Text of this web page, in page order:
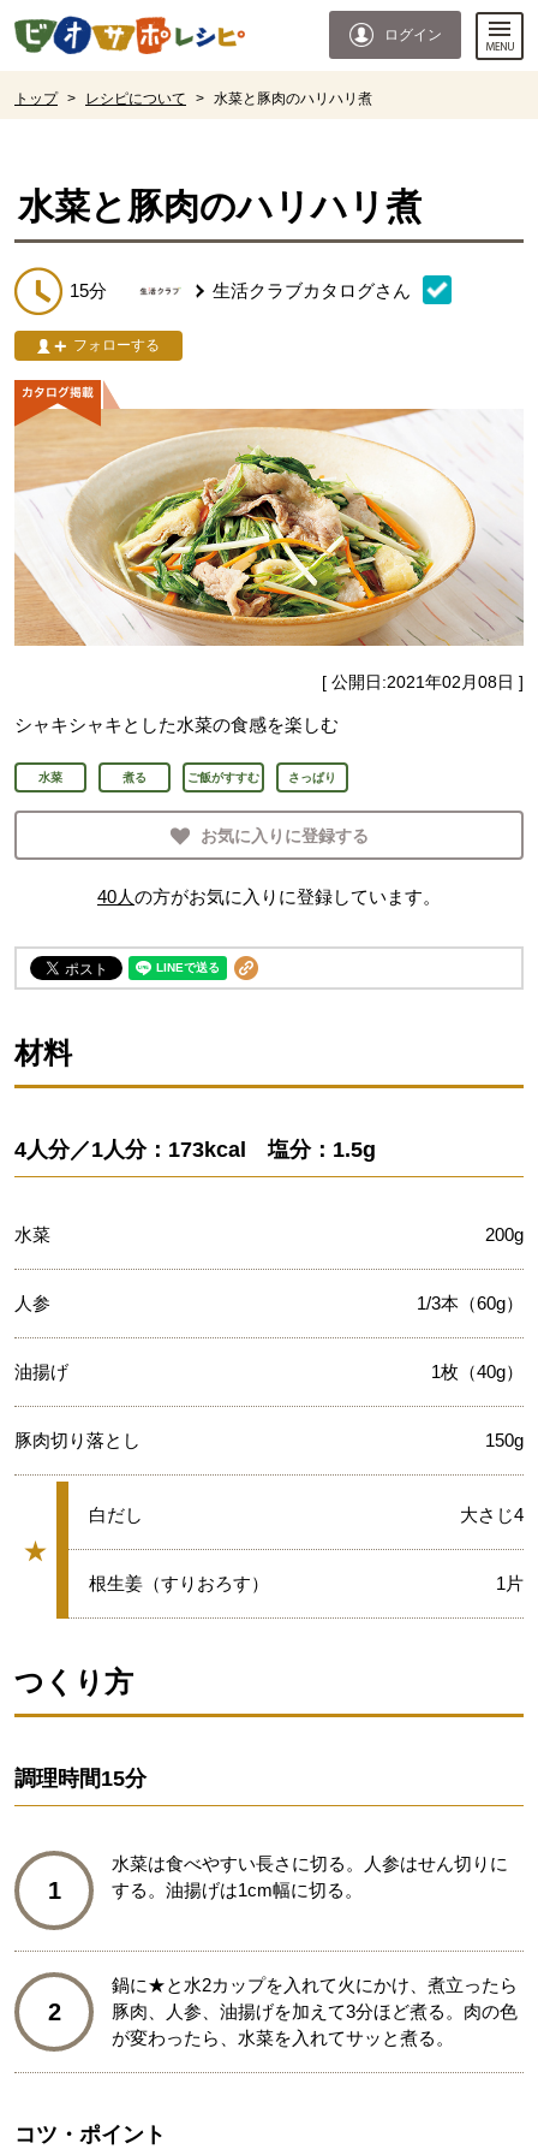
ページの先頭です。
ログイン
トップ > レシピについて > 水菜と豚肉のハリハリ煮
水菜と豚肉のハリハリ煮
15分 生活クラブカタログさん
フォローする
[ 公開日:2021年02月08日 ]
シャキシャキとした水菜の食感を楽しむ
水菜 煮る ご飯がすすむ さっぱり
お気に入りに登録する
40人の方がお気に入りに登録しています。
材料
4人分／1人分：173kcal 塩分：1.5g
水菜 200g
人参 1/3本（60g）
油揚げ 1枚（40g）
豚肉切り落とし 150g
★
グループ
★
白だし 大さじ4
★
根生姜（すりおろす） 1片
つくり方
調理時間15分
1
水菜は食べやすい長さに切る。人参はせん切りに
する。油揚げは1cm幅に切る。
2
鍋に★と水2カップを入れて火にかけ、煮立ったら
豚肉、人参、油揚げを加えて3分ほど煮る。肉の色
が変わったら、水菜を入れてサッと煮る。
コツ・ポイント